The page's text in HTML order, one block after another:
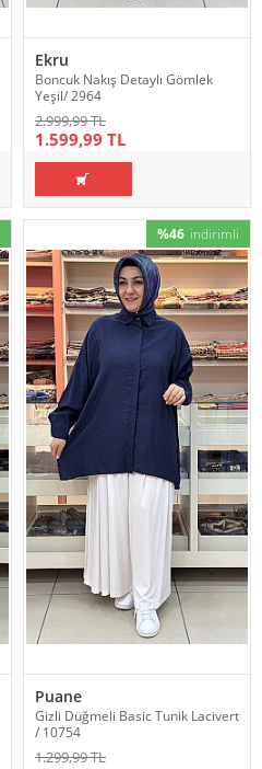
Ekru
Boncuk Nakış Detaylı Gömlek
Yeşil/ 2964
2.999,99 TL
1.599,99 TL
%46 indirimli
Puane
Gizli Düğmeli Basic Tunik Lacivert
/ 10754
1.299,99 TL